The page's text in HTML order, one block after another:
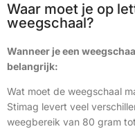
Waar moet je op
weegschaal?
Wanneer je een
belangrijk:
Wat moet de weegschaal
Stimag levert veel
weegbereik van 80 gram